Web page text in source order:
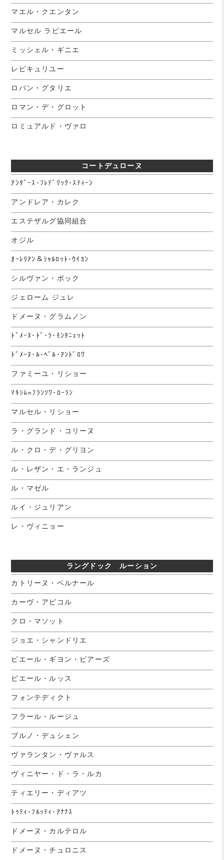
マエル・クエンタン
マルセル ラピエール
ミッシェル・ギニエ
レピキュリユー
ロバン・グタリエ
ロマン・デ・グロット
ロミュアルド・ヴァロ
コートデュローヌ
ｱﾝﾀﾞｰｽ･ﾌﾚﾃﾞﾘｯｸ･ｽﾃｨｰﾝ
アンドレア・カレク
エステザルグ協同組合
オジル
ｵｰﾚﾘｱﾝ＆ｼｬﾙﾛｯﾄ･ｳｲﾖﾝ
シルヴァン・ボック
ジェローム ジュレ
ドメーヌ・グラムノン
ﾄﾞﾒｰﾇ･ﾄﾞ･ﾗ･ﾓﾝﾀﾆｪｯﾄ
ﾄﾞﾒｰﾇ･ﾙ･ﾍﾞﾙ･ｱﾝﾄﾞﾛﾜ
ファミーユ・リショー
ﾏｷｼﾑ=ﾌﾗﾝｿﾜ･ﾛｰﾗﾝ
マルセル・リショー
ラ・グランド・コリーヌ
ル・クロ・デ・グリヨン
ル・レザン・エ・ランジュ
ル・マゼル
ルイ・ジュリアン
レ・ヴィニョー
ラングドック ルーション
カトリーヌ・ベルナール
カーヴ・アピコル
クロ・マソット
ジョエ・シャンドリエ
ピエール・ギヨン・ピアーズ
ピエール・ルッス
フォンテディクト
フラール・ルージュ
ブルノ・デュシェン
ヴァランタン・ヴァルス
ヴィニヤー・ド・ラ・ルカ
ティエリー・ディアツ
ﾄｩﾃｨ･ﾌﾙｯﾃｨ･ｱﾅﾅｽ
ドメーヌ・カルテロル
ドメーヌ・チュロニス